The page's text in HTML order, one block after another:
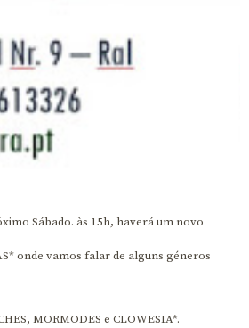
Sábado. às 15h, haverá um novo
onde vamos falar de alguns géneros
MORMODES e CLOWESIA*.